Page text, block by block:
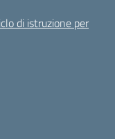
di istruzione per